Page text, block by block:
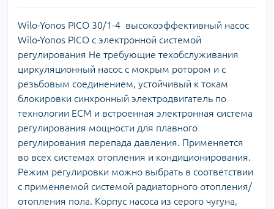
Wilo-Yonos PICO 30/1-4 высокоэффективный насос
Wilo-Yonos PICO с электронной системой
регулирования Не требующие техобслуживания
циркуляционный насос с мокрым ротором и с
резьбовым соединением, устойчивый к токам
блокировки синхронный электродвигатель по
технологии ECM и встроенная электронная система
регулирования мощности для плавного
регулирования перепада давления. Применяется
во всех системах отопления и кондиционирования.
Режим регулировки можно выбрать в соответствии
с применяемой системой радиаторного отопления/
отопления пола. Корпус насоса из серого чугуна,